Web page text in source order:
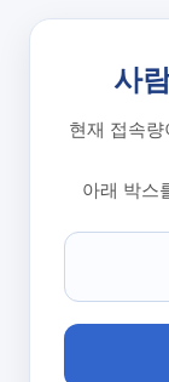
사
현재 접속
아래 박스